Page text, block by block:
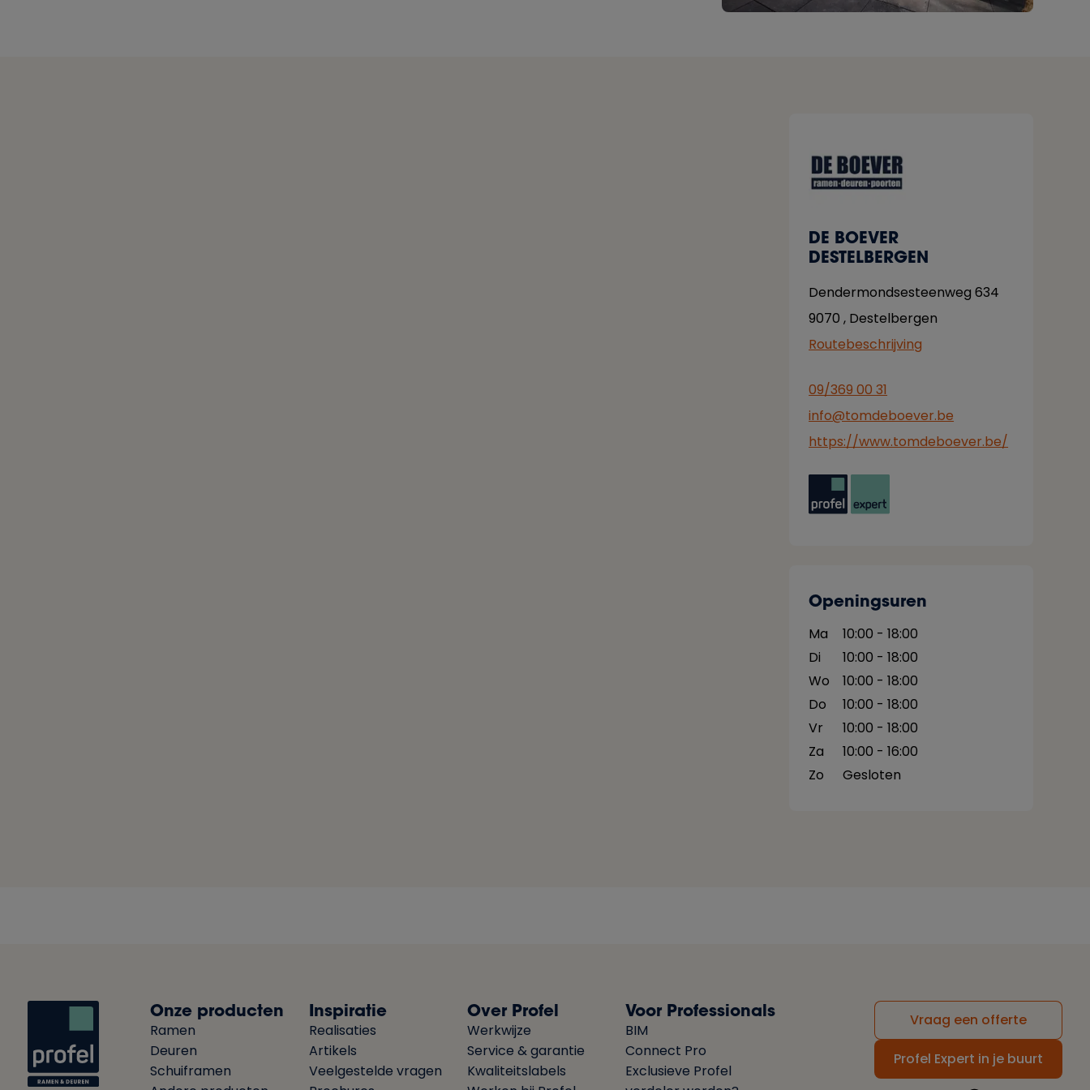
DE BOEVER
DESTELBERGEN
Dendermondsesteenweg 634
9070, Destelbergen
Routebeschrijving
09/369 00 31
info@tomdeboever.be
https://www.tomdeboever.be/
Openingsuren
Ma
10:00 - 18:00
Di
10:00 - 18:00
Wo
10:00 - 18:00
Do
10:00 - 18:00
Vr
10:00 - 18:00
Za
10:00 - 16:00
Zo
Gesloten
Onze producten
Ramen
Deuren
Schuiframen
Inspiratie
Realisaties
Artikels
Veelgestelde vragen
Over Profel
Werkwijze
Service & garantie
Kwaliteitslabels
Voor Professionals
BIM
Connect Pro
Exclusieve Profel
Vraag een offerte
Profel Expert in je buurt